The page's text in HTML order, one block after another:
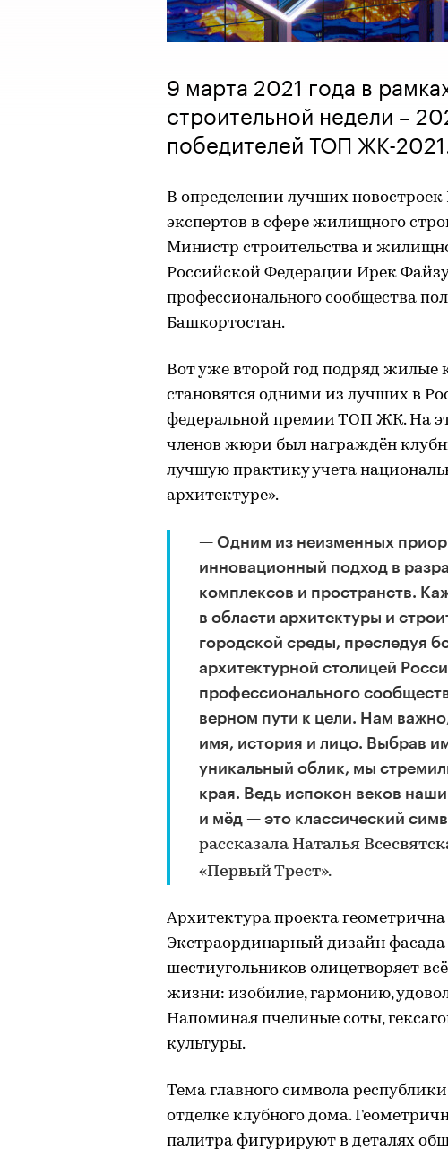
9 марта 2021 года в
строительной недели –
победителей ТОП ЖК-
В определении лучших новостроек
экспертов в сфере жилищного
Министр строительства и
Российской Федерации Ирек
профессионального сообщества
Башкортостан.
Вот уже второй год подряд жилые
становятся одними из лучших в
федеральной премии ТОП ЖК. На
членов жюри был награждён
лучшую практику учета
архитектуре».
— Одним из неизменных
инновационный подход в
комплексов и пространств.
в области архитектуры и
городской среды, преследуя
архитектурной столицей
профессионального
верном пути к цели. Нам
имя, история и лицо. Выбрав
уникальный облик, мы
края. Ведь испокон веков
и мёд — это классический
рассказала Наталья
«Первый Трест».
Архитектура проекта
Экстраординарный дизайн
шестиугольников олицетворяет
жизни: изобилие, гармонию,
Напоминая пчелиные соты,
культуры.
Тема главного символа
отделке клубного дома.
палитра фигурируют в деталях